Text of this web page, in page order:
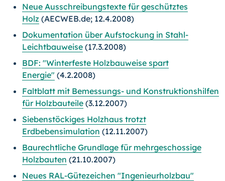
Neue Ausschreibungstexte für geschütztes
Holz (AECWEB.de; 12.4.2008)
Dokumentation über Aufstockung in Stahl-
Leichtbauweise (17.3.2008)
BDF: "Winterfeste Holzbauweise spart
Energie" (4.2.2008)
Faltblatt mit Bemessungs- und Konstruktionshilfen
für Holzbauteile (3.12.2007)
Siebenstöckiges Holzhaus trotzt
Erdbebensimulation (12.11.2007)
Baurechtliche Grundlage für mehrgeschossige
Holzbauten (21.10.2007)
Neues RAL-Gütezeichen "Ingenieurholzbau"